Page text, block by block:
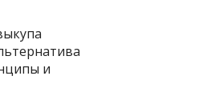
и